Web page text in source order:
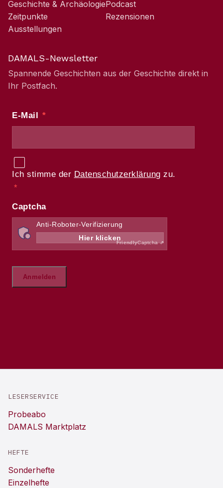
Geschichte & Archäologie
Zeitpunkte
Ausstellungen
Podcast
Rezensionen
DAMALS-Newsletter
Spannende Geschichten aus der Geschichte direkt in
Ihr Postfach.
LESERSERVICE
Probeabo
DAMALS Marktplatz
HEFTE
Sonderhefte
Einzelhefte